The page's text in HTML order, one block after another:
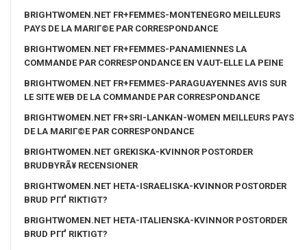
BRIGHTWOMEN.NET FR+FEMMES-MONTENEGRO MEILLEURS
PAYS DE LA MARIГ©E PAR CORRESPONDANCE
BRIGHTWOMEN.NET FR+FEMMES-PANAMIENNES LA
COMMANDE PAR CORRESPONDANCE EN VAUT-ELLE LA PEINE
BRIGHTWOMEN.NET FR+FEMMES-PARAGUAYENNES AVIS SUR
LE SITE WEB DE LA COMMANDE PAR CORRESPONDANCE
BRIGHTWOMEN.NET FR+SRI-LANKAN-WOMEN MEILLEURS PAYS
DE LA MARIГ©E PAR CORRESPONDANCE
BRIGHTWOMEN.NET GREKISKA-KVINNOR POSTORDER
BRUDBYRÃ¥ RECENSIONER
BRIGHTWOMEN.NET HETA-ISRAELISKA-KVINNOR POSTORDER
BRUD PГҐ RIKTIGT?
BRIGHTWOMEN.NET HETA-ITALIENSKA-KVINNOR POSTORDER
BRUD PГҐ RIKTIGT?